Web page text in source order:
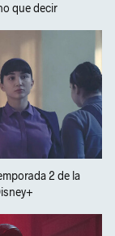
que decir
2 de la